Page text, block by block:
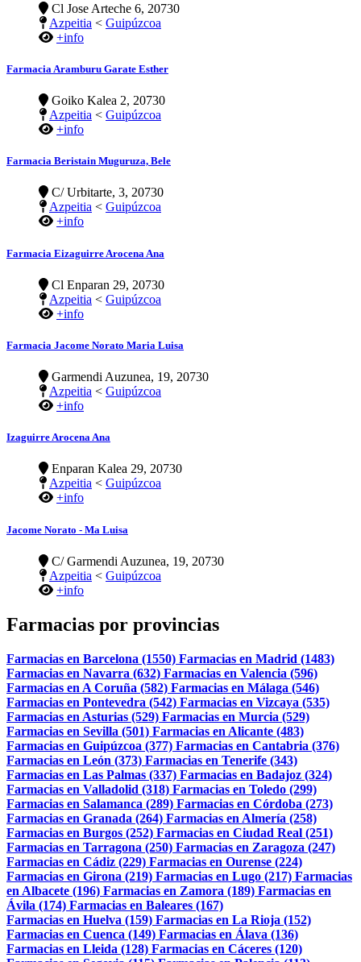
Cl Jose Arteche 6, 20730
Azpeitia < Guipúzcoa
+info
Farmacia Aramburu Garate Esther
Goiko Kalea 2, 20730
Azpeitia < Guipúzcoa
+info
Farmacia Beristain Muguruza, Bele
C/ Urbitarte, 3, 20730
Azpeitia < Guipúzcoa
+info
Farmacia Eizaguirre Arocena Ana
Cl Enparan 29, 20730
Azpeitia < Guipúzcoa
+info
Farmacia Jacome Norato Maria Luisa
Garmendi Auzunea, 19, 20730
Azpeitia < Guipúzcoa
+info
Izaguirre Arocena Ana
Enparan Kalea 29, 20730
Azpeitia < Guipúzcoa
+info
Jacome Norato - Ma Luisa
C/ Garmendi Auzunea, 19, 20730
Azpeitia < Guipúzcoa
+info
Farmacias por provincias
Farmacias en Barcelona (1550) Farmacias en Madrid (1483)
Farmacias en Navarra (632) Farmacias en Valencia (596)
Farmacias en A Coruña (582) Farmacias en Málaga (546)
Farmacias en Pontevedra (542) Farmacias en Vizcaya (535)
Farmacias en Asturias (529) Farmacias en Murcia (529)
Farmacias en Sevilla (501) Farmacias en Alicante (483)
Farmacias en Guipúzcoa (377) Farmacias en Cantabria (376)
Farmacias en León (373) Farmacias en Tenerife (343)
Farmacias en Las Palmas (337) Farmacias en Badajoz (324)
Farmacias en Valladolid (318) Farmacias en Toledo (299)
Farmacias en Salamanca (289) Farmacias en Córdoba (273)
Farmacias en Granada (264) Farmacias en Almería (258)
Farmacias en Burgos (252) Farmacias en Ciudad Real (251)
Farmacias en Tarragona (250) Farmacias en Zaragoza (247)
Farmacias en Cádiz (229) Farmacias en Ourense (224)
Farmacias en Girona (219) Farmacias en Lugo (217) Farmacias
en Albacete (196) Farmacias en Zamora (189) Farmacias en
Ávila (174) Farmacias en Baleares (167)
Farmacias en Huelva (159) Farmacias en La Rioja (152)
Farmacias en Cuenca (149) Farmacias en Álava (136)
Farmacias en Lleida (128) Farmacias en Cáceres (120)